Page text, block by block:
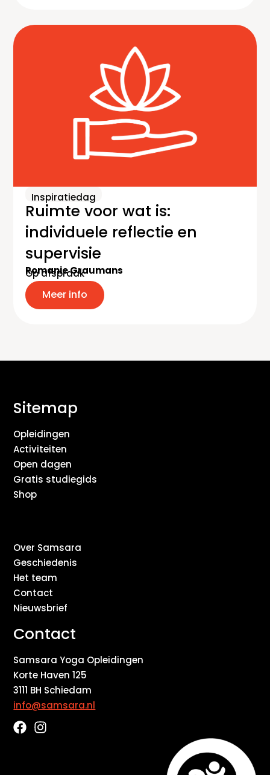
Inspiratiedag
Ruimte voor wat is:
individuele reflectie en
supervisie
Romanie Graumans
Op afspraak
Meer info
Sitemap
Opleidingen
Activiteiten
Open dagen
Gratis studiegids
Shop
Over Samsara
Geschiedenis
Het team
Contact
Nieuwsbrief
Contact
Samsara Yoga Opleidingen
Korte Haven 125
3111 BH Schiedam
info@samsara.nl
F
I